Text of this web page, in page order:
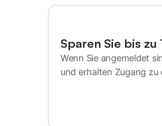
Sparen Sie bis
Wenn Sie angemeldet
und erhalten Zugang zu